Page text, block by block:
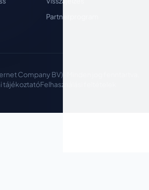
Partnerprogram
Company BV) · Minden jog fenntartva.
tájékoztatóFelhasználási feltételek